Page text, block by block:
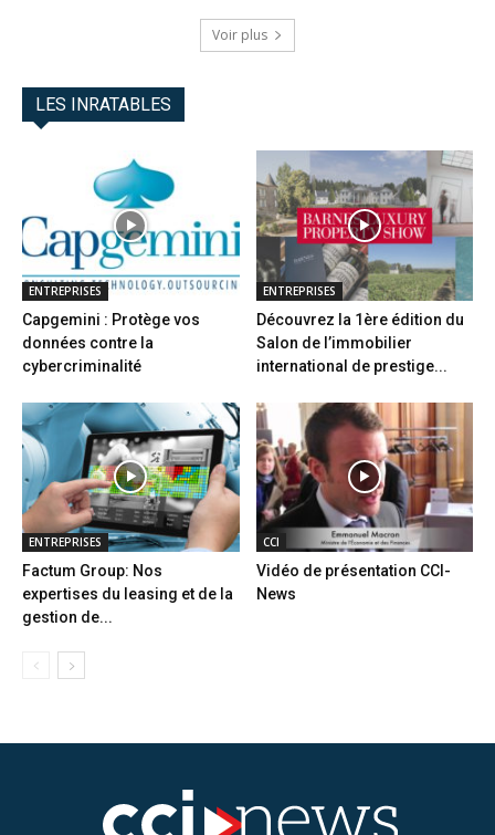
Voir plus
LES INRATABLES
ENTREPRISES
Capgemini : Protège vos
données contre la
cybercriminalité
ENTREPRISES
Découvrez la 1ère édition du
Salon de l’immobilier
international de prestige...
ENTREPRISES
Factum Group: Nos
expertises du leasing et de la
gestion de...
CCI
Vidéo de présentation CCI-
News